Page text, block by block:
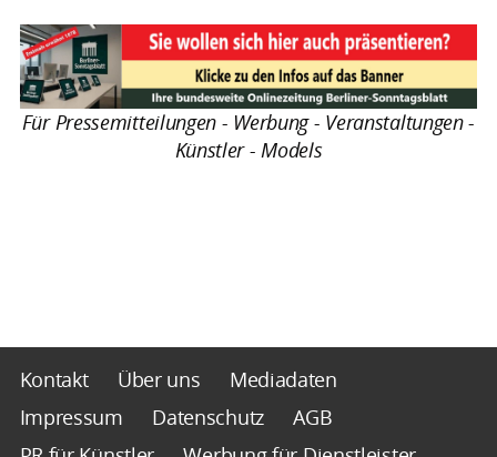
Für Pressemitteilungen - Werbung - Veranstaltungen -
Künstler - Models
Kontakt Über uns
Mediadaten
Impressum
Datenschutz
AGB